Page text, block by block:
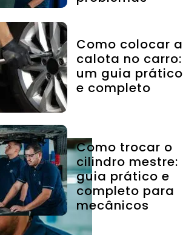
Como colocar a
calota no carro:
um guia prático
e completo
Como trocar o
cilindro mestre:
guia prático e
completo para
mecânicos